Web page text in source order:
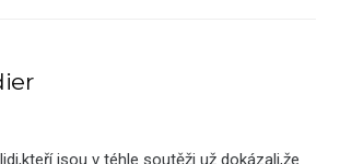
jsou v téhle soutěži už dokázali,že